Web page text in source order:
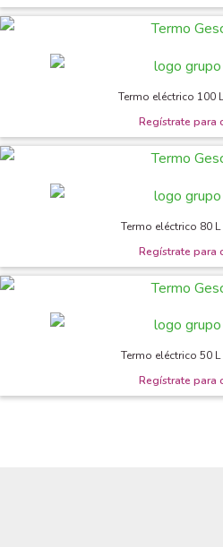
Termo eléctrico 100
Termo eléctrico 80
Termo eléctrico 50